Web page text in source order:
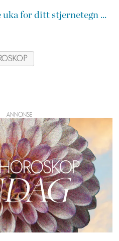
for ditt stjernetegn ...